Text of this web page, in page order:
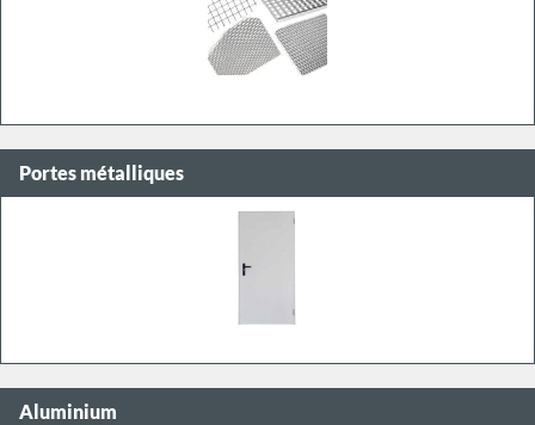
Portes métalliques
Aluminium